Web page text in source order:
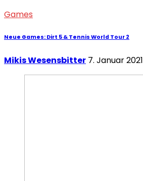
Games
Neue Games: Dirt 5 & Tennis World Tour 2
Mikis Wesensbitter 7. Januar 2021